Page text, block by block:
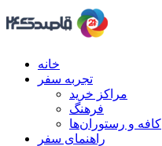
خانه
تجربه سفر
مراکز خرید
فرهنگ
کافه و رستوران‌ها
راهنمای سفر